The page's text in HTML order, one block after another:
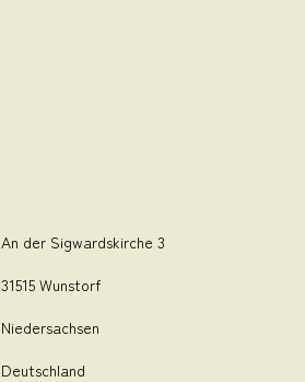
An der Sigwardskirche 3
31515 Wunstorf
Niedersachsen
Deutschland